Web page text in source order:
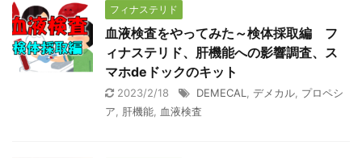
フィナステリド
血液検査をやってみた～検体採取編 フ
ィナステリド、肝機能への影響調査、ス
マホdeドックのキット
2023/2/18 DEMECAL デメカル プロペシ
ア
肝機能 血液検査